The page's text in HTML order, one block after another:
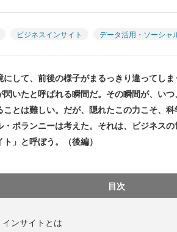
ビジネスインサイト データ活用・ソーシャ
して、前後の様子がまるっきり違ってし
閃いたと呼ばれる瞬間だ。その瞬間が、い
とは難しい。だが、隠れたこの力こそ、
ポランニーは考えた。それは、ビジネスの
ト」と呼ぼう。（後編）
目次
インサイトとは